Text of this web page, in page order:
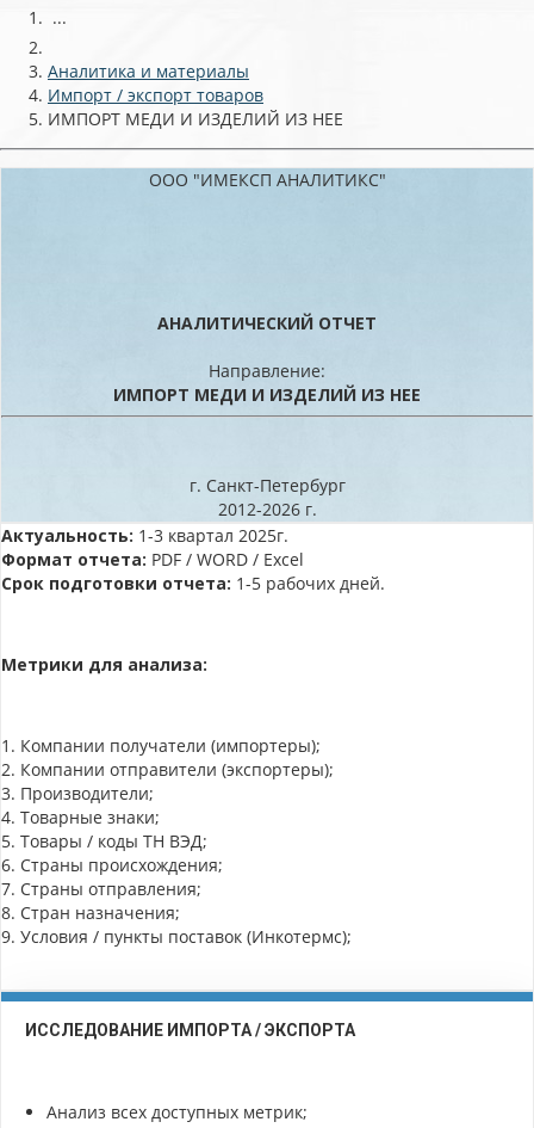
...
Аналитика и материалы
Импорт / экспорт товаров
ИМПОРТ МЕДИ И ИЗДЕЛИЙ ИЗ НЕЕ
ООО "ИМЕКСП АНАЛИТИКС"
АНАЛИТИЧЕСКИЙ ОТЧЕТ
Направление:
ИМПОРТ МЕДИ И ИЗДЕЛИЙ ИЗ НЕЕ
г. Санкт-Петербург
2012-2026 г.
Актуальность: 1-3 квартал 2025г.
Формат отчета: PDF / WORD / Excel
Срок подготовки отчета: 1-5 рабочих дней.
Метрики для анализа:
1. Компании получатели (импортеры);
2. Компании отправители (экспортеры);
3. Производители;
4. Товарные знаки;
5. Товары / коды ТН ВЭД;
6. Страны происхождения;
7. Страны отправления;
8. Стран назначения;
9. Условия / пункты поставок (Инкотермс);
ИССЛЕДОВАНИЕ ИМПОРТА / ЭКСПОРТА
Анализ всех доступных метрик;